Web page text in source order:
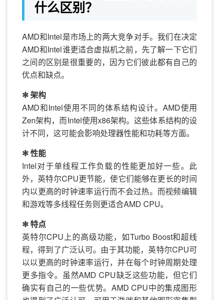
什么区别？
AMD和Intel是市场上的两大竞争对手。我们在决定
AMD和Intel谁更适合虚拟机之前，先了解一下它们
之间的区别是很重要的，因为它们彼此都有自己的
优点和缺点。
✻ 架构
AMD和Intel使用不同的体系结构设计。AMD使用
Zen架构，而Intel使用x86架构。这些体系结构的设
计不同，这可能会影响处理器性能和功耗等方面。
✻ 性能
Intel对于单线程工作负载的性能更加好一些。此
外，英特尔CPU更节能，使它们能够在更长的时间
内以更高的时钟速率运行而不会过热。而视频编辑
和游戏等多线程任务则更适合AMD CPU。
✻ 特点
英特尔CPU上的高级功能，如Turbo Boost和超线
程，得到了广泛认可。由于其功能，英特尔CPU可
以以更高的时钟速率运行，并在每个时钟周期处理
更多指令。虽然AMD CPU缺乏这些功能，但它们
确实有自己的一些优势。AMD CPU中的集成图形